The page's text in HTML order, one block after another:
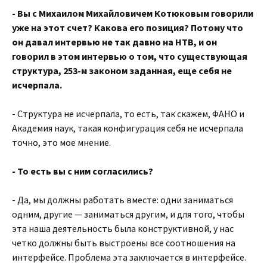
- Вы с Михаилом Михайловичем Котюковым говорили
уже на этот счет? Какова его позиция? Потому что
он давал интервью не так давно на НТВ, и он
говорил в этом интервью о том, что существующая
структура, 253-м законом заданная, еще себя не
исчерпала.
- Структура не исчерпала, то есть, так скажем, ФАНО и
Академия наук, такая конфигурация себя не исчерпала
точно, это мое мнение.
- То есть вы с ним согласились?
- Да, мы должны работать вместе: одни заниматься
одним, другие — заниматься другим, и для того, чтобы
эта наша деятельность была конструктивной, у нас
четко должны быть выстроены все соотношения на
интерфейсе. Проблема эта заключается в интерфейсе.